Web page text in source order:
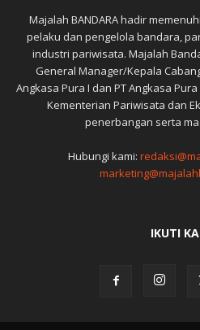
Majalah BANDARA hadir
pelaku dan pengelola bandara,
industri pariwisata. Majalah
General Manager/Kepala
Angkasa Pura I dan PT Angkasa
Kementerian Pariwisata dan
penerbangan serta
Hubungi kami:
IKUTI